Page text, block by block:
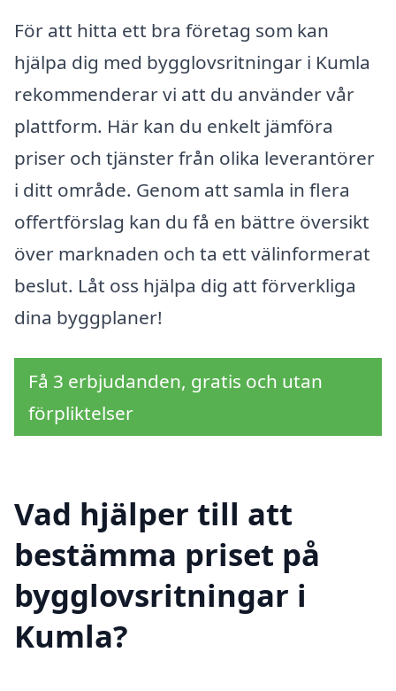
För att hitta ett bra företag som kan
hjälpa dig med bygglovsritningar i Kumla
rekommenderar vi att du använder vår
plattform. Här kan du enkelt jämföra
priser och tjänster från olika leverantörer
i ditt område. Genom att samla in flera
offertförslag kan du få en bättre översikt
över marknaden och ta ett välinformerat
beslut. Låt oss hjälpa dig att förverkliga
dina byggplaner!
Få 3 erbjudanden, gratis och utan
förpliktelser
Vad hjälper till att
bestämma priset på
bygglovsritningar i
Kumla?